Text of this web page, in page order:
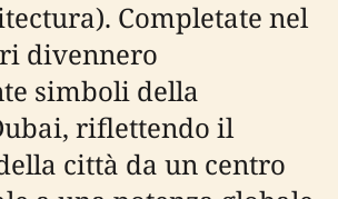
Completate nel
divennero
simboli della
riflettendo il
città da un centro